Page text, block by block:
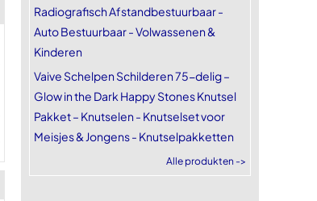
Radiografisch Afstandbestuurbaar -
Auto Bestuurbaar - Volwassenen &
Kinderen
Vaive Schelpen Schilderen 75-delig –
Glow in the Dark Happy Stones Knutsel
Pakket – Knutselen - Knutselset voor
Meisjes & Jongens - Knutselpakketten
Alle produkten ->